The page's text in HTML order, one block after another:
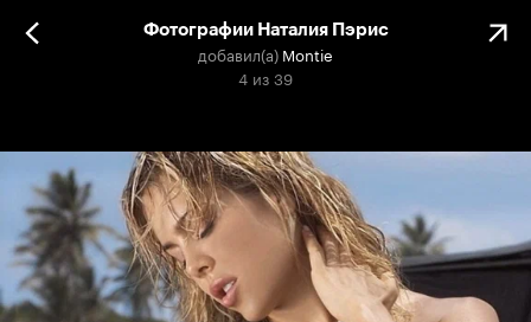
Фотографии Наталия Пэрис
добавил(а) Montie
4 из 39